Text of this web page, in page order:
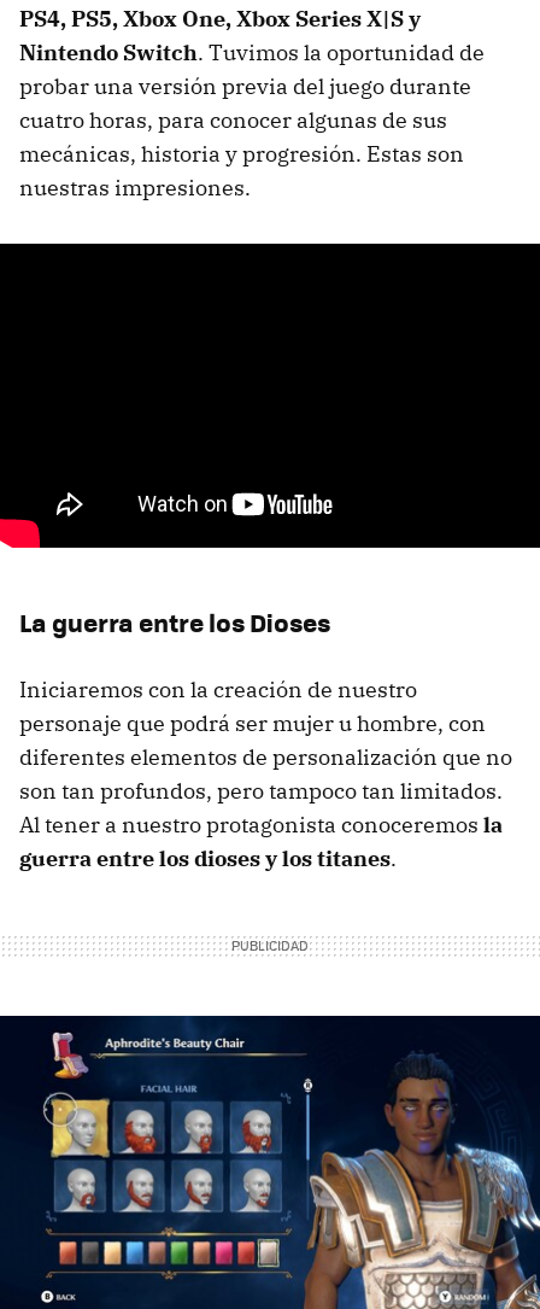
PS4, PS5, Xbox One, Xbox Series X|S y
Nintendo Switch. Tuvimos la oportunidad de
probar una versión previa del juego durante
cuatro horas, para conocer algunas de sus
mecánicas, historia y progresión. Estas son
nuestras impresiones.
La guerra entre los Dioses
Iniciaremos con la creación de nuestro
personaje que podrá ser mujer u hombre, con
diferentes elementos de personalización que no
son tan profundos, pero tampoco tan limitados.
Al tener a nuestro protagonista conoceremos la
guerra entre los dioses y los titanes.